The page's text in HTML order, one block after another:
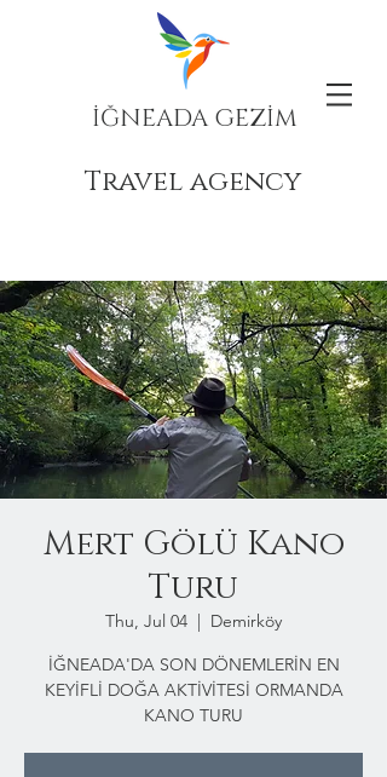
İĞNEADA GEZİM
Travel agency
Mert Gölü Kano
Turu
Thu, Jul 04
  |
Demirköy
İĞNEADA'DA SON DÖNEMLERİN EN
KEYİFLİ DOĞA AKTİVİTESİ ORMANDA
KANO TURU